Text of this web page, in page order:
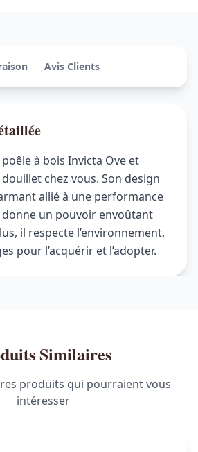
Avis Clients
à bois Invicta Ove et
chez vous. Son design
allié à une performance
un pouvoir envoûtant
il respecte l’environnement,
pour l’acquérir et l’adopter.
Similaires
produits qui pourraient vous
intéresser